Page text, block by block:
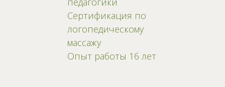
Сертификация по
логопедическому
массажу
Опыт работы 16 лет